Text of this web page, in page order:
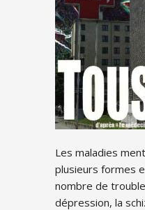
Les maladies
plusieurs formes
nombre de
dépression, la